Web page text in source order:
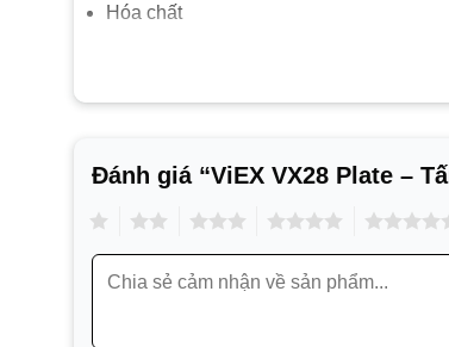
Hóa chất
Máy móc và Sản xuất
Hàng hải và Vận tải
Khai thác mỏ, khoáng sản và bột màu
Đánh giá “ViEX VX28 Plate –